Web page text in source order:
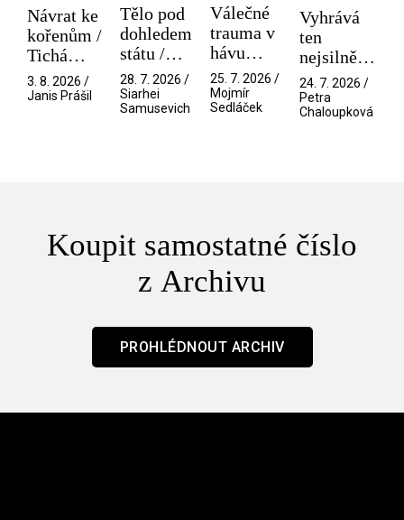
Návrat ke
kořenům /
Tichá
přítelkyně
3. 8. 2026 /
Janis Prášil
Tělo pod
dohledem
státu /
Pramen
28. 7. 2026 /
Siarhei
Samusevich
Válečné
trauma v
hávu
spektáklu
/ Odyssea
25. 7. 2026 /
Mojmír
Sedláček
Vyhrává
ten
nejsilnější
/ V nitru
manosféry
24. 7. 2026 /
Petra
Chaloupková
Koupit samostatné číslo
z Archivu
PROHLÉDNOUT ARCHIV